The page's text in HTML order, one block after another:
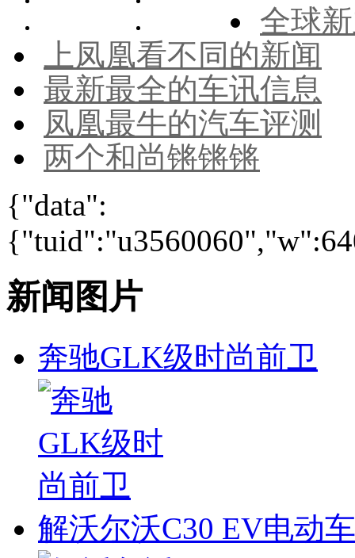
全球
上凤凰看不同的新闻
最新最全的车讯信息
凤凰最牛的汽车评测
两个和尚锵锵锵
{"data":
新闻图片
奔驰GLK级时尚前卫
解沃尔沃C30 EV电动车